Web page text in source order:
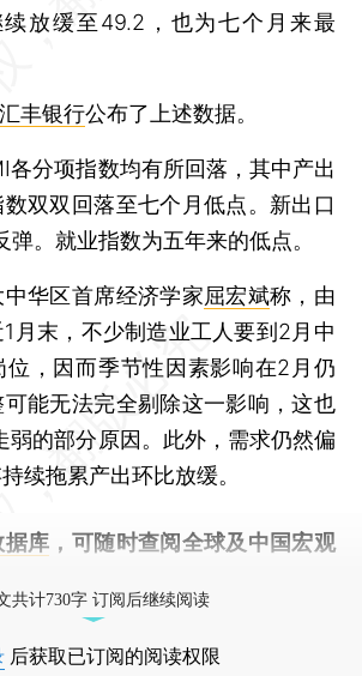
放缓至49.2，也为七个月来最
汇丰银行公布了上述数据。
分项指数均有所回落，其中产出
双双回落至七个月低点。新出口
弹。就业指数为五年来的低点。
华区首席经济学家屈宏斌称，由
月末，不少制造业工人要到2月中
位，因而季节性因素影响在2月仍
能无法完全剔除这一影响，这也
弱的部分原因。此外，需求仍然偏
续拖累产出环比放缓。
据库 ，可随时查阅全球及中国宏观
共计730字 订阅后继续阅读
后获取已订阅的阅读权限